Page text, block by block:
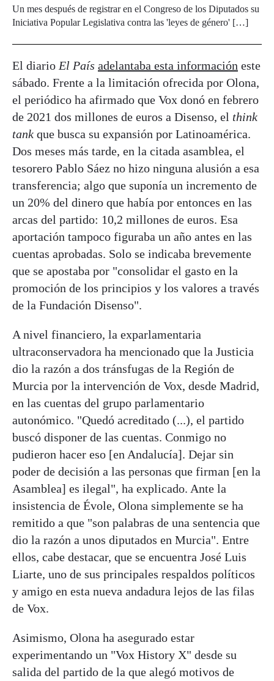
Un mes después de registrar en el Congreso de los Diputados su
Iniciativa Popular Legislativa contra las 'leyes de género' […]
El diario El País adelantaba esta información este
sábado. Frente a la limitación ofrecida por Olona,
el periódico ha afirmado que Vox donó en febrero
de 2021 dos millones de euros a Disenso, el think
tank que busca su expansión por Latinoamérica.
Dos meses más tarde, en la citada asamblea, el
tesorero Pablo Sáez no hizo ninguna alusión a esa
transferencia; algo que suponía un incremento de
un 20% del dinero que había por entonces en las
arcas del partido: 10,2 millones de euros. Esa
aportación tampoco figuraba un año antes en las
cuentas aprobadas. Solo se indicaba brevemente
que se apostaba por "consolidar el gasto en la
promoción de los principios y los valores a través
de la Fundación Disenso".
A nivel financiero, la exparlamentaria
ultraconservadora ha mencionado que la Justicia
dio la razón a dos tránsfugas de la Región de
Murcia por la intervención de Vox, desde Madrid,
en las cuentas del grupo parlamentario
autonómico. "Quedó acreditado (...), el partido
buscó disponer de las cuentas. Conmigo no
pudieron hacer eso [en Andalucía]. Dejar sin
poder de decisión a las personas que firman [en la
Asamblea] es ilegal", ha explicado. Ante la
insistencia de Évole, Olona simplemente se ha
remitido a que "son palabras de una sentencia que
dio la razón a unos diputados en Murcia". Entre
ellos, cabe destacar, que se encuentra José Luis
Liarte, uno de sus principales respaldos políticos
y amigo en esta nueva andadura lejos de las filas
de Vox.
Asimismo, Olona ha asegurado estar
experimentando un "Vox History X" desde su
salida del partido de la que alegó motivos de